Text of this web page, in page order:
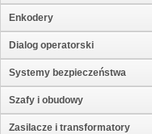
Enkodery
Dialog operatorski
Systemy bezpieczeństwa
Szafy i obudowy
Zasilacze i transformatory